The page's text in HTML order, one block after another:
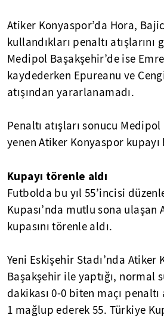
Atiker Konyaspor’da Hora,
kullandıkları penaltı atışlarını
Medipol Başakşehir’de ise
kaydederken Epureanu ve
atışından yararlanamadı.
Penaltı atışları sonucu
yenen Atiker Konyaspor kupayı
Kupayı törenle aldı
Futbolda bu yıl 55’incisi
Kupası’nda mutlu sona ulaşan
kupasını törenle aldı.
Yeni Eskişehir Stadı’nda
Başakşehir ile yaptığı, normal
dakikası 0-0 biten maçı penaltı
1 mağlup ederek 55. Türkiye